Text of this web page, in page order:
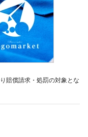
賠償請求・処罰の対象とな